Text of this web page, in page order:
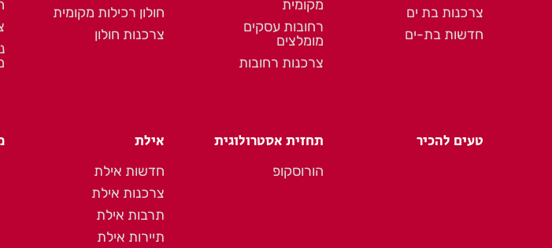
צרכנות בת ים
חדשות בת-ים
מקומית
רחובות עסקים
מומלצים
צרכנות רחובות
חולון רכילות מקומית
צרכנות חולון
טעים להכיר תחזית אסטרולוגית
הורוסקופ
אילת
חדשות אילת
צרכנות אילת
תרבות אילת
תיירות אילת